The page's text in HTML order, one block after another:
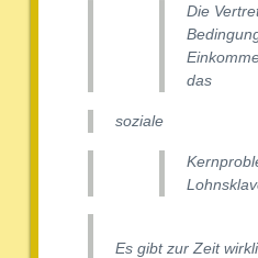
Die
das
soziale
Es gibt zur Zeit